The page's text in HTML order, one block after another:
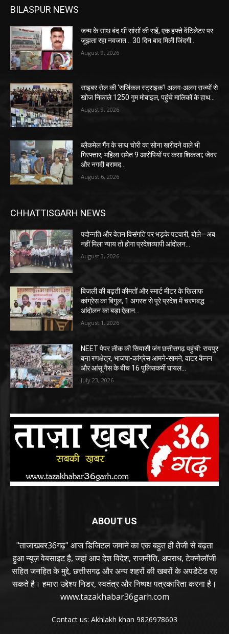
BILASPUR NEWS
जन्म के साथ बंद थीं सांसों की राहें, एक हफ्ते वेंटिलेटर पर
जूझता रहा नवजात… 30 दिन बाद मिली जिंदगी…
August 9, 2026
साइबर सेल की ‘सर्जिकल स्ट्राइक’! अलग-अलग राज्यों से
खोज निकाले 1250 गुम मोबाइल, पहुंचे मालिकों के हाथ…
August 9, 2026
ब्लैकमेल गैंग के साथ चोरी का सोना खरीदने वाले भी
गिरफ्तार, महिला समेत 9 आरोपियों पर कसा शिकंजा; जेवर
और नगदी बरामद…
August 6, 2026
CHHATTISGARH NEWS
पदोन्नति और वेतन विसंगति पर भड़के पटवारी, बोले—अब
नहीं मिला न्याय तो होगा प्रदेशव्यापी आंदोलन…
August 3, 2026
बिजली की बढ़ती कीमतों और स्मार्ट मीटर के खिलाफ
कांग्रेस का बिगुल, 1 अगस्त से पूरे प्रदेश में चरणबद्ध
आंदोलन का बड़ा ऐलान…
August 1, 2026
NEET पेपर लीक की सियासी जंग छत्तीसगढ़ पहुंची: रायपुर
बना रणक्षेत्र, भाजपा-कांग्रेस आमने-सामने, वाटर कैनन
और आंसू गैस के बीच 16 पुलिसकर्मी घायल…
July 23, 2026
ABOUT US
"ताजाखबर36गढ़" आज डिजिटल जमाने का एक बहुत ही तेजी से बढ़ता
हुआ न्यूज़ वेबसाइट है, जहां आप देश विदेश, राजनीति, अपराध, टेक्नोलॉजी
सहित जनहित के मुद्दे, छत्तीसगढ़ और अन्य शहरों की खबरों के अपडेटेड रह
सकते है। हमारा उद्देश्य निडर, स्वतंत्र और निष्पक्ष पत्रकारिता करना है।
www.tazakhabar36garh.com
Contact us: Akhlakh khan 9826978603